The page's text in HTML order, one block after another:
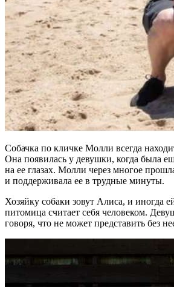
Собачка по кличке Молли всегда
Она появилась у девушки, когда была
на ее глазах. Молли через многое
и поддерживала ее в трудные минуты.
Хозяйку собаки зовут Алиса, и иногда
питомица считает себя человеком.
говоря, что не может представить без